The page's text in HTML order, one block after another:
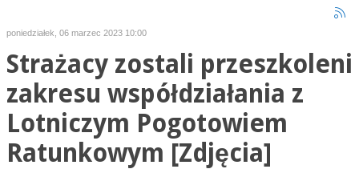
poniedziałek, 06 marzec 2023 10:00
Strażacy zostali przeszkoleni
zakresu współdziałania z
Lotniczym Pogotowiem
Ratunkowym [Zdjęcia]